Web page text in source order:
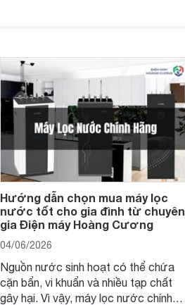
Hướng dẫn chọn mua máy lọc
nước tốt cho gia đình từ chuyên
gia Điện máy Hoàng Cương
04/06/2026
Nguồn nước sinh hoạt có thể chứa
cặn bẩn, vi khuẩn và nhiều tạp chất
gây hại. Vì vậy, máy lọc nước chính